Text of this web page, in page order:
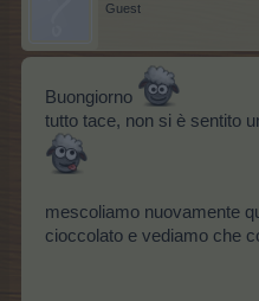
Guest
Buongiorno
tutto tace, non si è sentito
mescoliamo nuovamente
cioccolato e vediamo che